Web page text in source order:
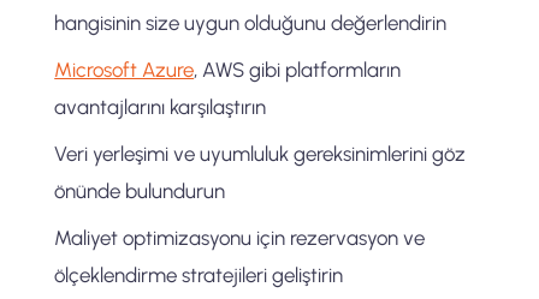
hangisinin size uygun olduğunu değerlendirin
Microsoft Azure, AWS gibi platformların
avantajlarını karşılaştırın
Veri yerleşimi ve uyumluluk gereksinimlerini göz
önünde bulundurun
Maliyet optimizasyonu için rezervasyon ve
ölçeklendirme stratejileri geliştirin